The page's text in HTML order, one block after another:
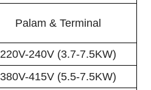
Palam & Terminal
220V-240V (3.7-7.5KW)
380V-415V (5.5-7.5KW)